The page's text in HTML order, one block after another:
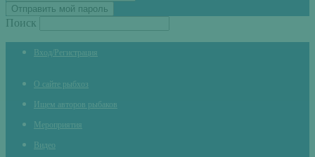
Поиск
Вход/Регистрация
О сайте рыбхоз
Ищем авторов рыбаков
Мероприятия
Видео